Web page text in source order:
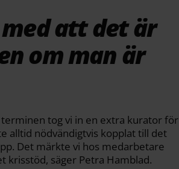
att det är
om man är
tog vi in en extra kurator för
alltid nödvändigtvis kopplat till det
Det märkte vi hos medarbetare
krisstöd, säger Petra Hamblad.